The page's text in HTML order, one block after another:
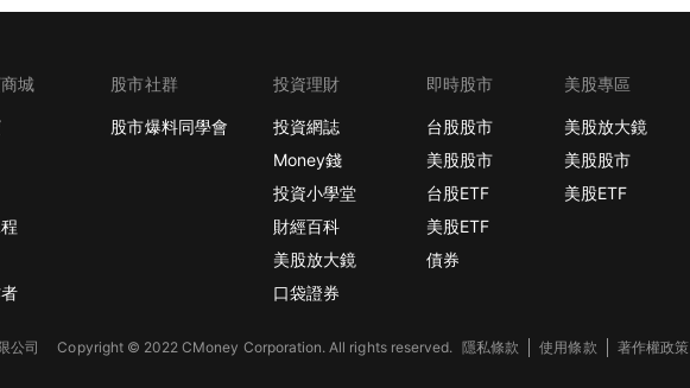
城 股市社群
股市爆料同學會
投資理財
投資網誌
Money錢
投資小學堂
財經百科
美股放大鏡
口袋證券
即時股市
台股股市
美股股市
台股ETF
美股ETF
債券
美股專區
美股放大鏡
美股股市
美股ETF
限公司Copyright © 2022 CMoney Corporation. All rights reserved. 隱私條款 使用條款 著作權政策